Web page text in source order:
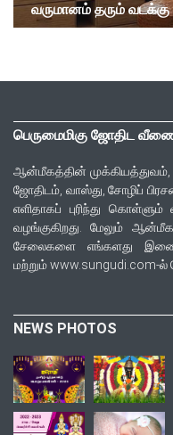
வருமானம் தரும்
பெருமைமிகு ஜோதிட
ஆன்மீகத்தின்
ஜோதிடம், வாஸ்து, சோழிப்
எளிதாகப் புரிந்து
வழங்குகிறது. மேலும்
சேலைகளை எங்களது
மற்றும் www.sungudi.com-ல்
NEWS PHOTOS